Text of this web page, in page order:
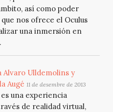
así como poder
nos ofrece el Oculus
una inmersión en
Alvaro Ulldemolins y
Augé 11 de desembre de 2013
una experiencia
de realidad virtual,